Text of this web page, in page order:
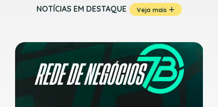
NOTÍCIAS EM DESTAQUE Veja mais